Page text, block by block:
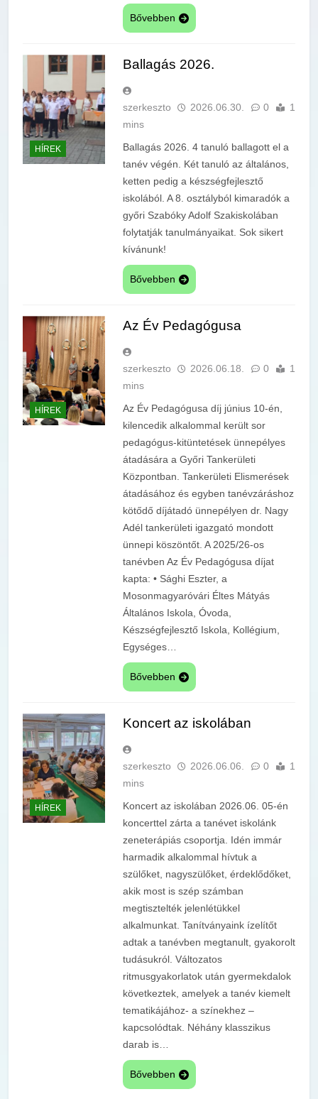
Bővebben
HÍREK
Ballagás 2026.
szerkeszto 2026.06.30. 0
1
mins
Ballagás 2026. 4 tanuló ballagott el a
tanév végén. Két tanuló az általános,
ketten pedig a készségfejlesztő
iskolából. A 8. osztályból kimaradók a
győri Szabóky Adolf Szakiskolában
folytatják tanulmányaikat. Sok sikert
kívánunk!
Bővebben
HÍREK
Az Év Pedagógusa
szerkeszto 2026.06.18. 0
1
mins
Az Év Pedagógusa díj június 10-én,
kilencedik alkalommal került sor
pedagógus-kitüntetések ünnepélyes
átadására a Győri Tankerületi
Központban. Tankerületi Elismerések
átadásához és egyben tanévzáráshoz
kötődő díjátadó ünnepélyen dr. Nagy
Adél tankerületi igazgató mondott
ünnepi köszöntőt. A 2025/26-os
tanévben Az Év Pedagógusa díjat
kapta: • Sághi Eszter, a
Mosonmagyaróvári Éltes Mátyás
Általános Iskola, Óvoda,
Készségfejlesztő Iskola, Kollégium,
Egységes…
Bővebben
HÍREK
Koncert az iskolában
szerkeszto 2026.06.06. 0
1
mins
Koncert az iskolában 2026.06. 05-én
koncerttel zárta a tanévet iskolánk
zeneterápiás csoportja. Idén immár
harmadik alkalommal hívtuk a
szülőket, nagyszülőket, érdeklődőket,
akik most is szép számban
megtisztelték jelenlétükkel
alkalmunkat. Tanítványaink ízelítőt
adtak a tanévben megtanult, gyakorolt
tudásukról. Változatos
ritmusgyakorlatok után gyermekdalok
következtek, amelyek a tanév kiemelt
tematikájához- a színekhez –
kapcsolódtak. Néhány klasszikus
darab is…
Bővebben